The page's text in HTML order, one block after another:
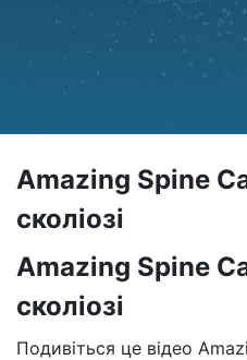
Amazing Spine
сколіозі
Amazing Spine
сколіозі
Подивіться це відео